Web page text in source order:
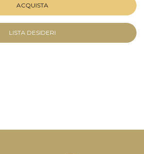
ACQUISTA
LISTA DESIDERI